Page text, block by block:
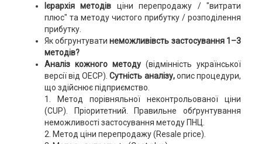
Ієрархія методів ціни перепродажу / "витрати
плюс" та методу чистого прибутку / розподілення
прибутку.
Як обгрунтуватинеможливівсть застосування 1–3
методів?
Аналіз кожного методу(відмінність української
версії від ОЕСР).Сутність аналізу,опис процедури,
що здійснює підприємство.
1. Метод порівняльної неконтрольованої ціни
(CUP). Пріоритетний. Правильне обґрунтування
неможливості застосування методу ПНЦ.
2. Метод ціни перепродажу (Resale price).